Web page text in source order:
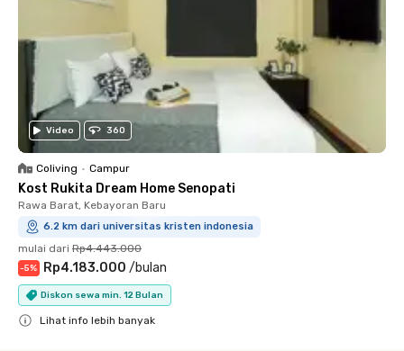
Video 360
Coliving • Campur
Kost Rukita Dream Home Senopati
Rawa Barat, Kebayoran Baru
6.2 km dari universitas kristen indonesia
mulai dari Rp4.443.000
-5% Rp4.183.000 /bulan
Diskon sewa min. 12 Bulan
Lihat info lebih banyak